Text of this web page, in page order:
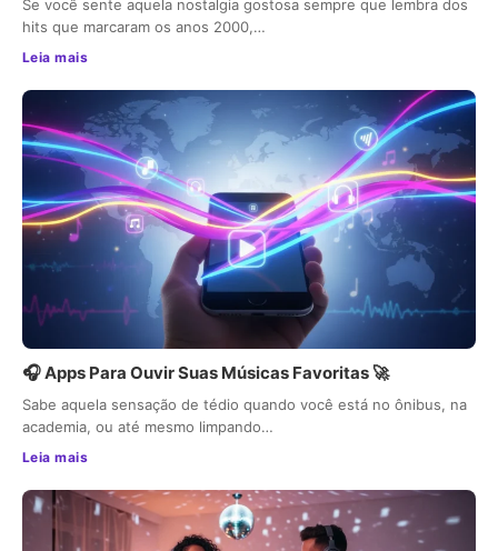
Se você sente aquela nostalgia gostosa sempre que lembra dos
hits que marcaram os anos 2000,…
Leia mais
🎧 Apps Para Ouvir Suas Músicas Favoritas 🚀
Sabe aquela sensação de tédio quando você está no ônibus, na
academia, ou até mesmo limpando…
Leia mais